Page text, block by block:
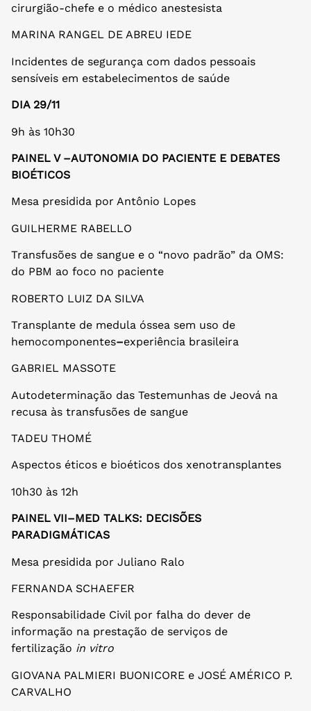
cirurgião-chefe e o médico anestesista
MARINA RANGEL DE ABREU IEDE
Incidentes de segurança com dados pessoais
sensíveis em estabelecimentos de saúde
DIA 29/11
9h às 10h30
PAINEL V –AUTONOMIA DO PACIENTE E DEBATES
BIOÉTICOS
Mesa presidida por Antônio Lopes
GUILHERME RABELLO
Transfusões de sangue e o “novo padrão” da OMS:
do PBM ao foco no paciente
ROBERTO LUIZ DA SILVA
Transplante de medula óssea sem uso de
hemocomponentes–experiência brasileira
GABRIEL MASSOTE
Autodeterminação das Testemunhas de Jeová na
recusa às transfusões de sangue
TADEU THOMÉ
Aspectos éticos e bioéticos dos xenotransplantes
10h30 às 12h
PAINEL VII–MED TALKS: DECISÕES
PARADIGMÁTICAS
Mesa presidida por Juliano Ralo
FERNANDA SCHAEFER
Responsabilidade Civil por falha do dever de
informação na prestação de serviços de
fertilização in vitro
GIOVANA PALMIERI BUONICORE e JOSÉ AMÉRICO P.
CARVALHO